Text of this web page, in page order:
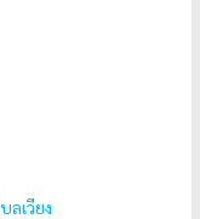
ลเวียง